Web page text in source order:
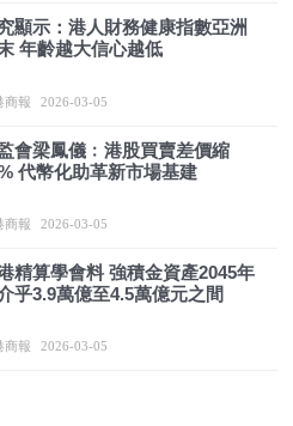
顯示：港人財務健康指數亞洲
年齡越大信心越低
商報 2026-03-05
會梁鳳儀﹕港股買賣差價縮
代幣化助革新市場基建
商報 2026-03-05
精算學會料 強積金資產2045年
乎3.9萬億至4.5萬億元之間
商報 2026-03-05